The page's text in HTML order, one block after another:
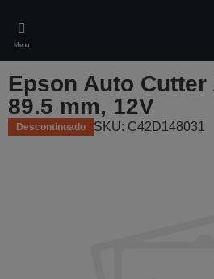
main
content
Menu
Epson Auto Cutter
89.5 mm, 12V
Descontinuado SKU: C42D148031